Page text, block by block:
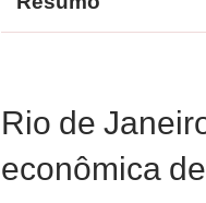
Rio de
econômica